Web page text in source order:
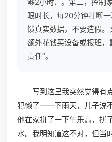
够2小时）。第二，控制
眼时长，每20分钟打断
馈真实数据，不要造假
额外花钱买设备或报班，
责任”。
写到这里我突然觉得有
犯懒了——下雨天，儿子说
他在家拼了一下午乐高，拼
水。我明知道这不对，但当